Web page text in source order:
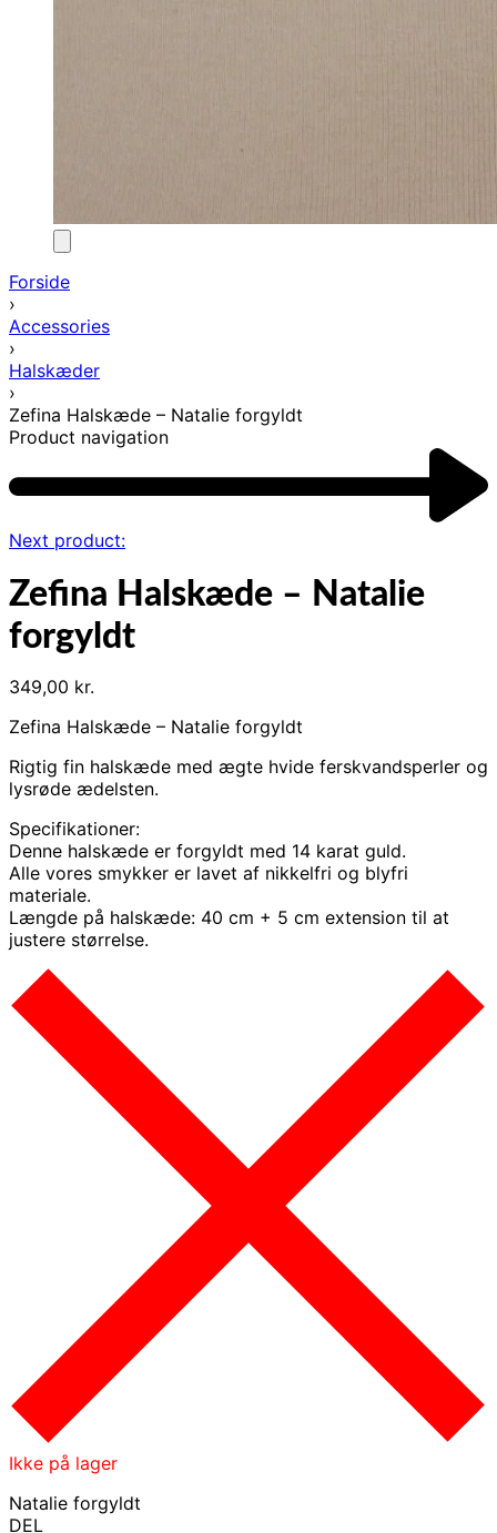
Forside
›
Accessories
›
Halskæder
›
Zefina Halskæde – Natalie forgyldt
Product navigation
Next product:
Zefina Halskæde – Natalie
forgyldt
349,00 kr.
Zefina Halskæde – Natalie forgyldt
Rigtig fin halskæde med ægte hvide ferskvandsperler og
lysrøde ædelsten.
Specifikationer:
Denne halskæde er forgyldt med 14 karat guld.
Alle vores smykker er lavet af nikkelfri og blyfri
materiale.
Længde på halskæde: 40 cm + 5 cm extension til at
justere størrelse.
Ikke på lager
Natalie forgyldt
DEL